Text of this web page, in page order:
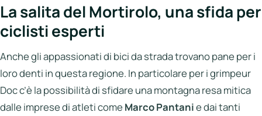
La salita del Mortirolo, una sfida per
ciclisti esperti
Anche gli appassionati di bici da strada trovano pane per i
loro denti in questa regione. In particolare per i grimpeur
Doc c’è la possibilità di sfidare una montagna resa mitica
dalle imprese di atleti come Marco Pantanie dai tanti